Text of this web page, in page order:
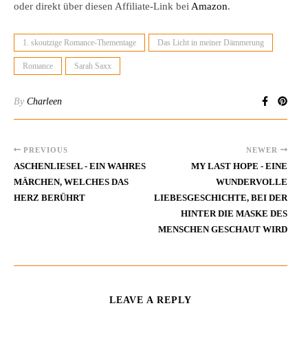
oder direkt über diesen Affiliate-Link bei Amazon.
1. skoutzige Romance-Thementage Das Licht in meiner Dämmerung
Romance Sarah Saxx
By Charleen
PREVIOUS
ASCHENLIESEL - EIN WAHRES
MÄRCHEN, WELCHES DAS
HERZ BERÜHRT
NEWER
MY LAST HOPE - EINE
WUNDERVOLLE
LIEBESGESCHICHTE, BEI DER
HINTER DIE MASKE DES
MENSCHEN GESCHAUT WIRD
LEAVE A REPLY